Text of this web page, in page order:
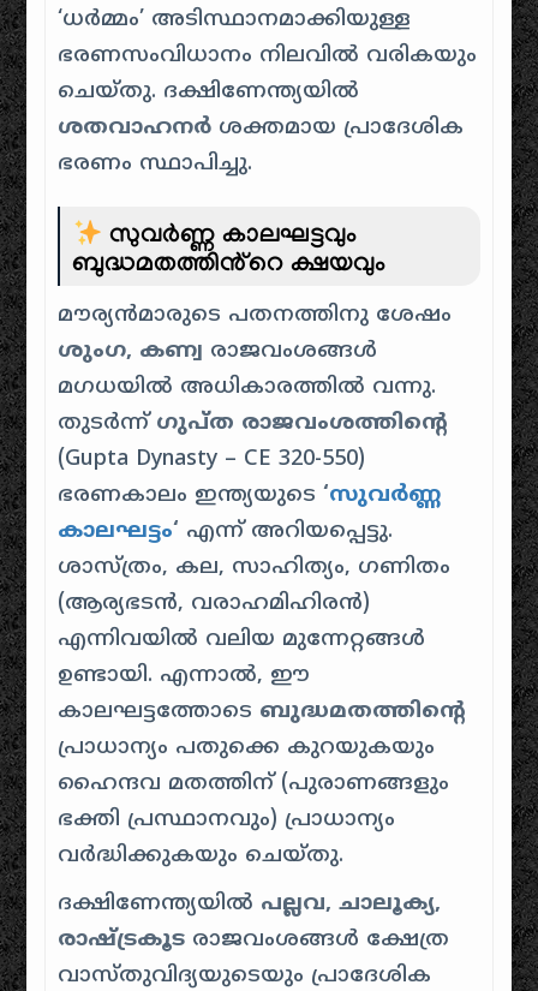
‘ധർമ്മം’ അടിസ്ഥാനമാക്കിയുള്ള
ഭരണസംവിധാനം നിലവിൽ വരികയും
ചെയ്തു. ദക്ഷിണേന്ത്യയിൽ
ശതവാഹനർ ശക്തമായ പ്രാദേശിക
ഭരണം സ്ഥാപിച്ചു.
സുവർണ്ണ കാലഘട്ടവും
ബുദ്ധമതത്തിൻ്റെ ക്ഷയവും
മൗര്യൻമാരുടെ പതനത്തിനു ശേഷം
ശുംഗ, കണ്വ രാജവംശങ്ങൾ
മഗധയിൽ അധികാരത്തിൽ വന്നു.
തുടർന്ന് ഗുപ്ത രാജവംശത്തിൻ്റെ
(Gupta Dynasty – CE 320-550)
ഭരണകാലം ഇന്ത്യയുടെ‘സുവർണ്ണ
കാലഘട്ടം‘ എന്ന് അറിയപ്പെട്ടു.
ശാസ്ത്രം, കല, സാഹിത്യം, ഗണിതം
(ആര്യഭടൻ, വരാഹമിഹിരൻ)
എന്നിവയിൽ വലിയ മുന്നേറ്റങ്ങൾ
ഉണ്ടായി. എന്നാൽ, ഈ
കാലഘട്ടത്തോടെ ബുദ്ധമതത്തിൻ്റെ
പ്രാധാന്യം പതുക്കെ കുറയുകയും
ഹൈന്ദവ മതത്തിന് (പുരാണങ്ങളും
ഭക്തി പ്രസ്ഥാനവും) പ്രാധാന്യം
വർദ്ധിക്കുകയും ചെയ്തു.
ദക്ഷിണേന്ത്യയിൽ പല്ലവ, ചാലൂക്യ,
രാഷ്ട്രകൂട രാജവംശങ്ങൾ ക്ഷേത്ര
വാസ്തുവിദ്യയുടെയും പ്രാദേശിക